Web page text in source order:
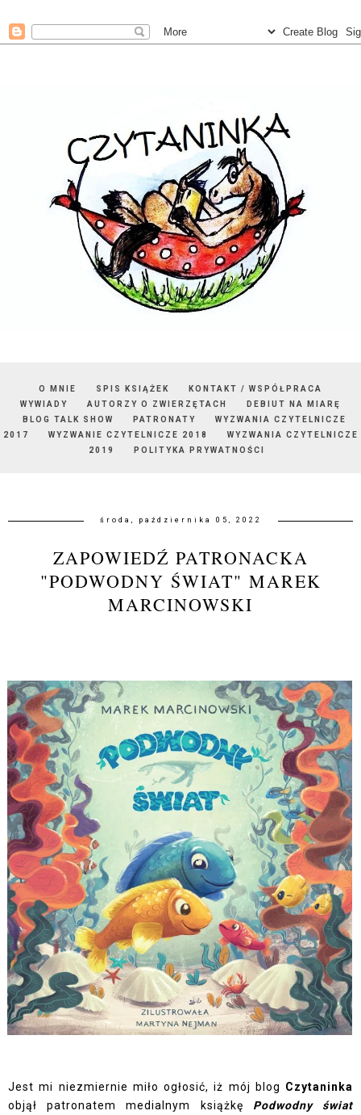
O MNIE SPIS KSIĄŻEK
KONTAKT / WSPÓŁPRACA
WYWIADY
AUTORZY O ZWIERZĘTACH
DEBIUT NA MIARĘ
BLOG TALK SHOW
PATRONATY
WYZWANIA CZYTELNICZE
2017
WYZWANIE CZYTELNICZE 2018
WYZWANIA CZYTELNICZE
2019
POLITYKA PRYWATNOŚCI
środa, października 05, 2022
ZAPOWIEDŹ PATRONACKA
"PODWODNY ŚWIAT" MAREK
MARCINOWSKI
Jest mi niezmiernie miło ogłosić, iż mój blog Czytaninka
objął patronatem medialnym książkę Podwodny świat